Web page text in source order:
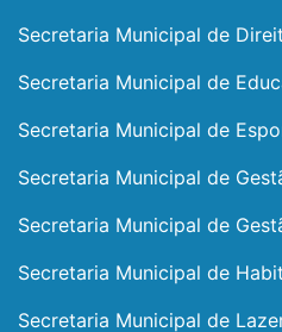
Secretaria Municipal de
Secretaria Municipal de
Secretaria Municipal de
Secretaria Municipal de
Secretaria Municipal de
Secretaria Municipal de
Secretaria Municipal de